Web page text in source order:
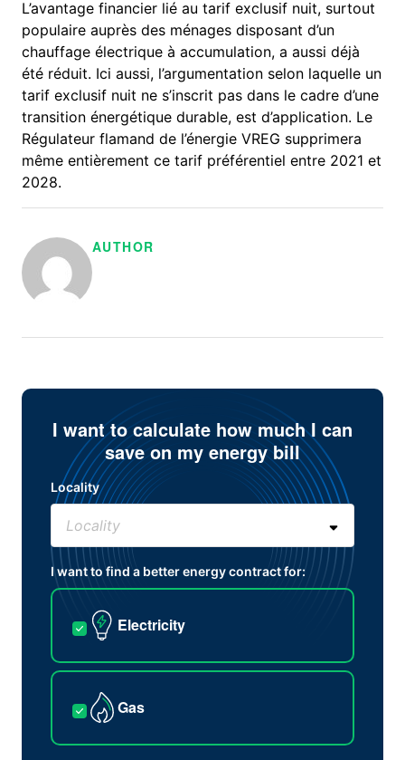
L’avantage financier lié au tarif exclusif nuit, surtout
populaire auprès des ménages disposant d’un
chauffage électrique à accumulation, a aussi déjà
été réduit. Ici aussi, l’argumentation selon laquelle un
tarif exclusif nuit ne s’inscrit pas dans le cadre d’une
transition énergétique durable, est d’application. Le
Régulateur flamand de l’énergie VREG supprimera
même entièrement ce tarif préférentiel entre 2021 et
2028.
AUTHOR
I want to calculate how much I can
save on my energy bill
Locality
I want to find a better energy contract for:
Electricity
Gas